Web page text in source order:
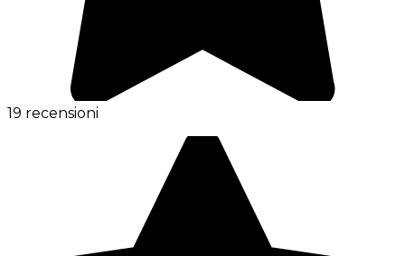
19 recensioni